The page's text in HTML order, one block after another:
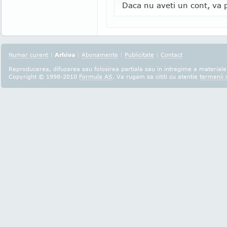
Daca nu aveti un cont, va
Numar curent | Arhiva | Abonamente | Publicitate | Contact
Reproducerea, difuzarea sau folosirea partiala sau in intregime a
Copyright © 1998-2010 Formula AS. Va rugam sa cititi cu atentie termenii